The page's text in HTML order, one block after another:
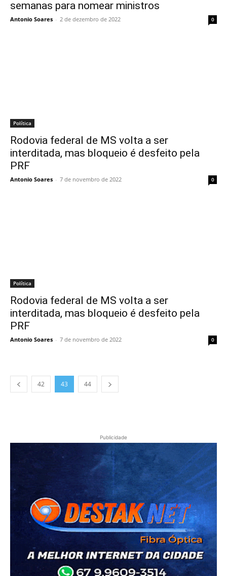
semanas para nomear ministros
Antonio Soares - 2 de dezembro de 2022 0
Política
Rodovia federal de MS volta a ser
interditada, mas bloqueio é desfeito pela
PRF
Antonio Soares - 7 de novembro de 2022 0
Política
Rodovia federal de MS volta a ser
interditada, mas bloqueio é desfeito pela
PRF
Antonio Soares - 7 de novembro de 2022 0
42 43 44
Publicidade